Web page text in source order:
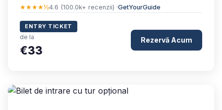
★★★★½4.6 (100.0k+ recenzii) ·GetYourGuide
ENTRY TICKET
de la
€33
Rezervă Acum